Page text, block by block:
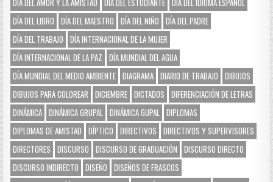
DÍA DEL AMOR Y LA AMISTAD
DÍA DEL ESTUDIANTE DÍA DEL IDIOMA ESPAÑOL
DÍA DEL LIBRO
DÍA DEL MAESTRO DÍA DEL NIÑO
DÍA DEL PADRE
DÍA DEL TRABAJO
DÍA INTERNACIONAL DE LA MUJER
DÍA INTERNACIONAL DE LA PAZ
DÍA MUNDIAL DEL AGUA
DÍA MUNDIAL DEL MEDIO AMBIENTE DIAGRAMA DIARIO DE TRABAJO
DIBUJOS
DIBUJOS PARA COLOREAR
DICIEMBRE DICTADOS
DIFERENCIACIÓN DE LETRAS
DINÁMICA DINÁMICA GRUPAL DINÁMICA GUPAL DIPLOMAS
DIPLOMAS DE AMISTAD
DÍPTICO DIRECTIVOS
DIRECTIVOS Y SUPERVISORES
DIRECTORES
DISCURSO DISCURSO DE GRADUACIÓN
DISCURSO DIRECTO
DISCURSO INDIRECTO
DISEÑO
DISEÑOS DE FRASCOS